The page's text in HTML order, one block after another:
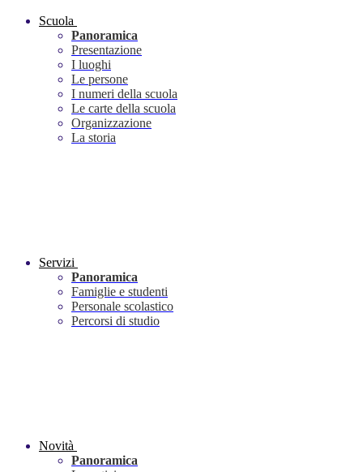
Scuola
Panoramica
Presentazione
I luoghi
Le persone
I numeri della scuola
Le carte della scuola
Organizzazione
La storia
Servizi
Panoramica
Famiglie e studenti
Personale scolastico
Percorsi di studio
Novità
Panoramica